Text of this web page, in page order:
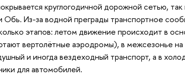
круглогодичной дорожной сетью,
Обь. Из-за водной преграды транспортное
этапов: летом движение происходит в
вертолётные аэродромы), в межсезонье
и иногда вездеходный транспорт, а в
для автомобилей.